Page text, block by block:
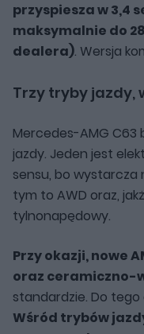
przyspiesza w 3,4
maksymalnie do
dealera). Wersja
Trzy tryby jazdy,
Mercedes-AMG C63
jazdy. Jeden jest
sensu, bo wystarcza
tym to AWD oraz,
tylnonapędowy.
Przy okazji, nowe
oraz ceramiczno-
standardzie. Do
Wśród trybów